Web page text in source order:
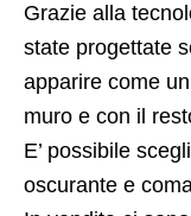
Grazie alla
state progettate
apparire come
muro e con il
E’ possibile
oscurante e